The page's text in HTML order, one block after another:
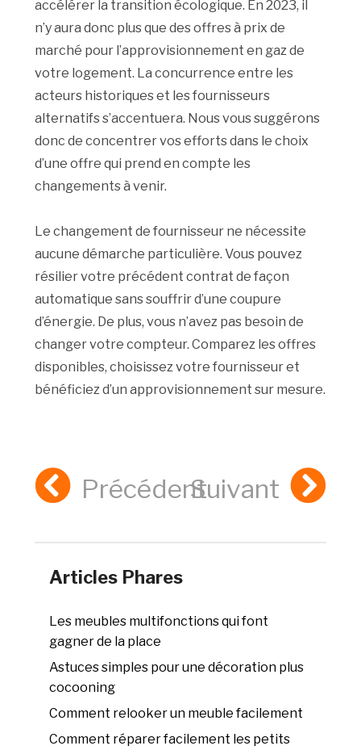
accélérer la transition écologique. En 2023, il
n’y aura donc plus que des offres à prix de
marché pour l’approvisionnement en gaz de
votre logement. La concurrence entre les
acteurs historiques et les fournisseurs
alternatifs s’accentuera. Nous vous suggérons
donc de concentrer vos efforts dans le choix
d’une offre qui prend en compte les
changements à venir.
Le changement de fournisseur ne nécessite
aucune démarche particulière. Vous pouvez
résilier votre précédent contrat de façon
automatique sans souffrir d’une coupure
d’énergie. De plus, vous n’avez pas besoin de
changer votre compteur. Comparez les offres
disponibles, choisissez votre fournisseur et
bénéficiez d’un approvisionnement sur mesure.
PrécédentSuivant
Articles Phares
Les meubles multifonctions qui font
gagner de la place
Astuces simples pour une décoration plus
cocooning
Comment relooker un meuble facilement
Comment réparer facilement les petits